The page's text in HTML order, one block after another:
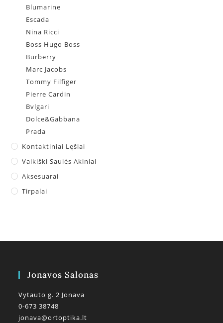
Blumarine
Escada
Nina Ricci
Boss Hugo Boss
Burberry
Marc Jacobs
Tommy Filfiger
Pierre Cardin
Bvlgari
Dolce&Gabbana
Prada
Kontaktiniai Lęšiai
Vaikiški Saulės Akiniai
Aksesuarai
Tirpalai
Jonavos Salonas
Vytauto g. 2 Jonava
0-673 38748
jonava@ortoptika.lt